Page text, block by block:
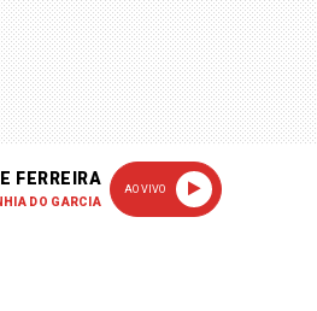
FERREIRA
DO GARCIA
AO VIVO